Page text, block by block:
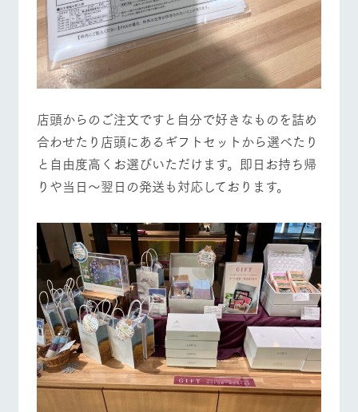
店頭からのご注文ですと自分で好きなものを詰め
合わせたり店頭にあるギフトセットから選べたり
と自由度高くお選びいただけます。即日お持ち帰
りや当日～翌日の発送も対応しております。